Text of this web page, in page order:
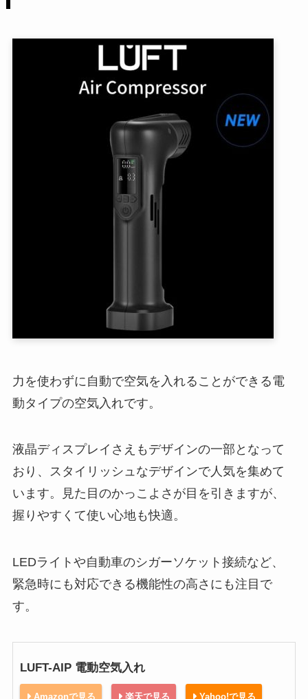
力を使わずに自動で空気を入れることができる電
動タイプの空気入れです。
液晶ディスプレイさえもデザインの一部となって
おり、スタイリッシュなデザインで人気を集めて
います。見た目のかっこよさが目を引きますが、
握りやすくて使い心地も快適。
LEDライトや自動車のシガーソケット接続など、
緊急時にも対応できる機能性の高さにも注目で
す。
LUFT-AIP 電動空気入れ
Amazonで見る 楽天で見る Yahoo!で見る